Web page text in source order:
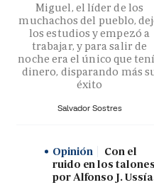
Miguel, el líder de los
muchachos del pueblo,
los estudios y empezó a
trabajar, y para salir de
noche era el único que
dinero, disparando más
éxito
Salvador Sostres
Opinión
Con el
ruido en los
por Alfonso J. Ussía